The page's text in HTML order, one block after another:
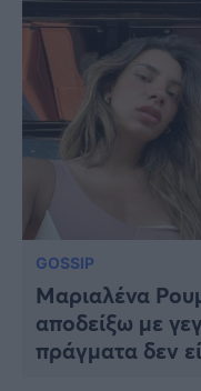
GOSSIP
Μαριαλένα
αποδείξω με
πράγματα δεν